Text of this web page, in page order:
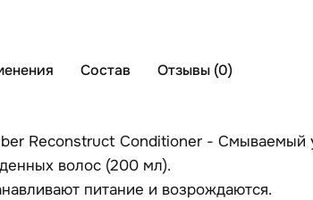
Состав
Отзывы (0)
Reconstruct Conditioner - Смываемый
волос (200 мл).
питание и возрождаются.